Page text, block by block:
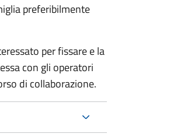
preferibilmente
per fissare e la
con gli operatori
di collaborazione.